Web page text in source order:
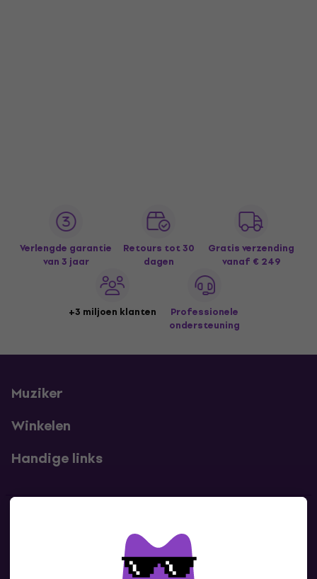
Verlengde garantie
van 3 jaar
Retours tot 30
dagen
Gratis verzending
vanaf € 249
+3 miljoen klanten
Professionele
ondersteuning
Muziker
Winkelen
Handige links
Neem contact met ons op